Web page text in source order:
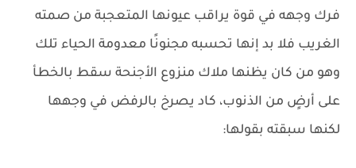
فرك وجهه في قوة يراقب عيونها المتعجبة من صمته
الغريب فلا بد إنها تحسبه مجنونًا معدومة الحياء تلك
وهو من كان يظنها ملاك منزوع الأجنحة سقط بالخطأ
على أرضٍ من الذنوب، كاد يصرخ بالرفض في وجهها
لكنها سبقته بقولها: